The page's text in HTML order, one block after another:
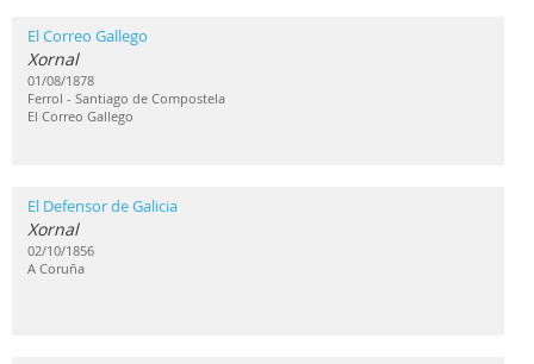
El Correo Gallego
Xornal
01/08/1878
Ferrol - Santiago de Compostela
El Correo Gallego
El Defensor de Galicia
Xornal
02/10/1856
A Coruña